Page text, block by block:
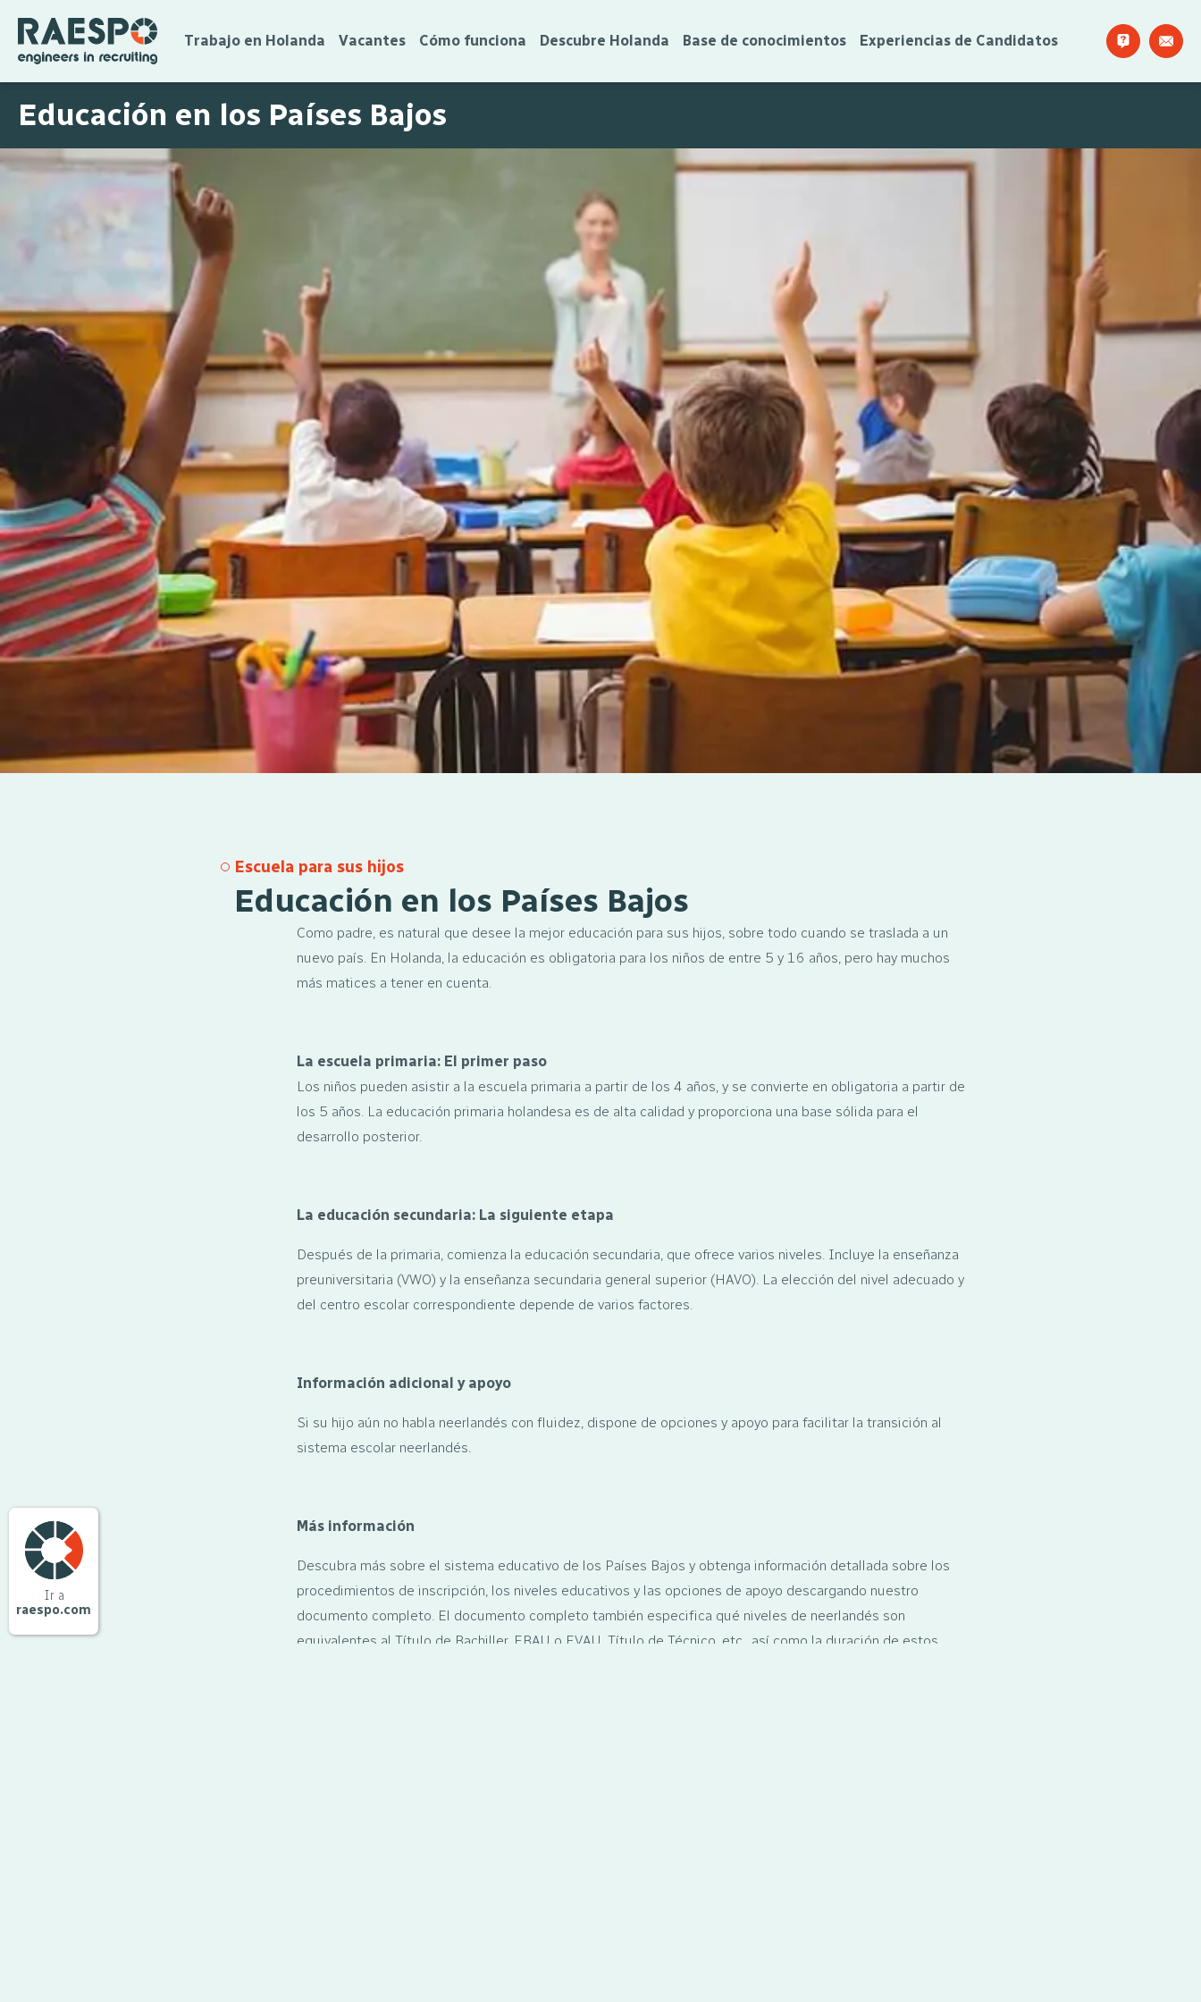
Trabajo en Holanda Vacantes Cómo funciona Descubre Holanda Base de conocimientos Experiencias de Candidatos
Educación en los Países Bajos
Escuela para sus hijos
Educación en los Países Bajos
Como padre, es natural que desee la mejor educación para sus hijos, sobre todo cuando se traslada a un
nuevo país. En Holanda, la educación es obligatoria para los niños de entre 5 y 16 años, pero hay muchos
más matices a tener en cuenta.
La escuela primaria: El primer paso
Los niños pueden asistir a la escuela primaria a partir de los 4 años, y se convierte en obligatoria a partir de
los 5 años. La educación primaria holandesa es de alta calidad y proporciona una base sólida para el
desarrollo posterior.
La educación secundaria: La siguiente etapa
Después de la primaria, comienza la educación secundaria, que ofrece varios niveles. Incluye la enseñanza
preuniversitaria (VWO) y la enseñanza secundaria general superior (HAVO). La elección del nivel adecuado y
del centro escolar correspondiente depende de varios factores.
Información adicional y apoyo
Si su hijo aún no habla neerlandés con fluidez, dispone de opciones y apoyo para facilitar la transición al
sistema escolar neerlandés.
Más información
Descubra más sobre el sistema educativo de los Países Bajos y obtenga información detallada sobre los
procedimientos de inscripción, los niveles educativos y las opciones de apoyo descargando nuestro
documento completo. El documento completo también especifica qué niveles de neerlandés son
equivalentes al Título de Bachiller, EBAU o EVAU, Título de Técnico, etc., así como la duración de estos
Ir a
raespo.com